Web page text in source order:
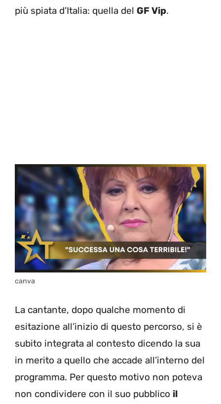
più spiata d’Italia: quella del GF Vip.
canva
La cantante, dopo qualche momento di
esitazione all’inizio di questo percorso, si è
subito integrata al contesto dicendo la sua
in merito a quello che accade all’interno del
programma. Per questo motivo non poteva
non condividere con il suo pubblico il